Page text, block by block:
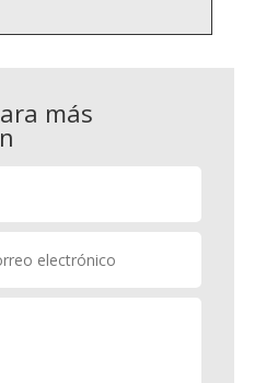
más